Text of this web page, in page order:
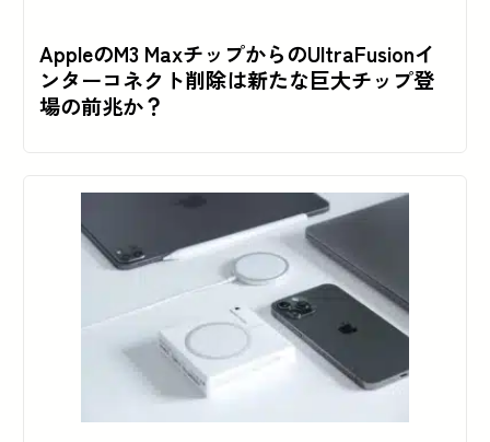
AppleのM3 MaxチップからのUltraFusionイ
ンターコネクト削除は新たな巨大チップ登
場の前兆か？